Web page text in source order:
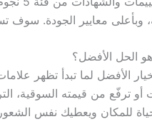
وبأعلى معايير الجودة. سوف
الحل الأفضل؟
الأفضل لما تبدأ تظهر
أو ترفّع من قيمته السوقية،
للمكان ويعطيك نفس